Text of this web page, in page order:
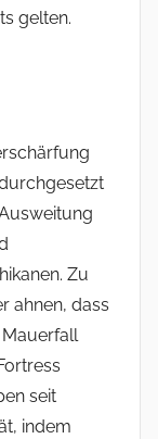
gelten.
Zu
ahnen, dass
seit
indem